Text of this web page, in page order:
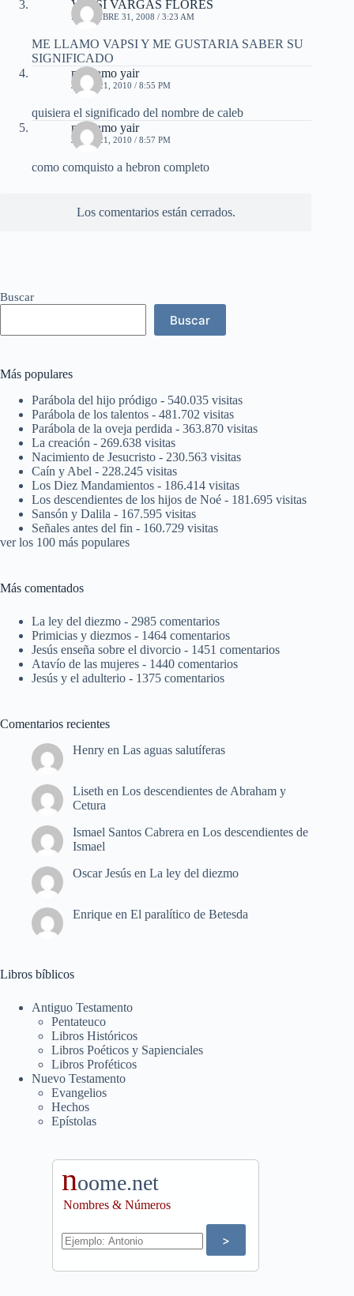
VAPSI VARGAS FLORES
DICIEMBRE 31, 2008 / 3:23 AM
ME LLAMO VAPSI Y ME GUSTARIA SABER SU
SIGNIFICADO
me llamo yair
JUNIO 21, 2010 / 8:55 PM
quisiera el significado del nombre de caleb
me llamo yair
JUNIO 21, 2010 / 8:57 PM
como comquisto a hebron completo
Los comentarios están cerrados.
Buscar
Buscar
Más populares
Parábola del hijo pródigo - 540.035 visitas
Parábola de los talentos - 481.702 visitas
Parábola de la oveja perdida - 363.870 visitas
La creación - 269.638 visitas
Nacimiento de Jesucristo - 230.563 visitas
Caín y Abel - 228.245 visitas
Los Diez Mandamientos - 186.414 visitas
Los descendientes de los hijos de Noé - 181.695 visitas
Sansón y Dalila - 167.595 visitas
Señales antes del fin - 160.729 visitas
ver los 100 más populares
Más comentados
La ley del diezmo - 2985 comentarios
Primicias y diezmos - 1464 comentarios
Jesús enseña sobre el divorcio - 1451 comentarios
Atavío de las mujeres - 1440 comentarios
Jesús y el adulterio - 1375 comentarios
Comentarios recientes
Henry en Las aguas salutíferas
Liseth en Los descendientes de Abraham y
Cetura
Ismael Santos Cabrera en Los descendientes de
Ismael
Oscar Jesús en La ley del diezmo
Enrique en El paralítico de Betesda
Libros bíblicos
Antiguo Testamento
Pentateuco
Libros Históricos
Libros Poéticos y Sapienciales
Libros Proféticos
Nuevo Testamento
Evangelios
Hechos
Epístolas
noome.net
Nombres & Números